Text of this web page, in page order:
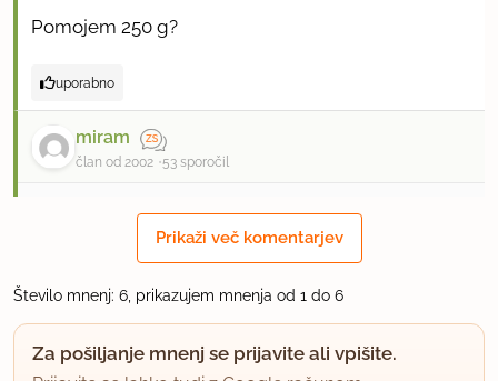
Pomojem 250 g?
uporabno
miram
član od 2002 53 sporočil
1/2 lončka je mišljeno 250 g.
majdi
Prikaži več komentarjev
Število mnenj: 6, prikazujem mnenja od 1 do 6
Za pošiljanje mnenj se prijavite ali vpišite.